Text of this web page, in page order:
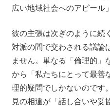
広い地域社会へのアピール
彼の主張は次ぎのように続
対派の間で交わされる議論
ません。単なる「倫理的」
から「私たちにとって最善
理的疑問でしかないのです。
見の相違が「話し合いや妥